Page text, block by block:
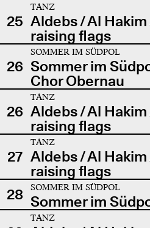
25
TANZ
Aldebs / Al
raising flags
26
SOMMER IM SÜDPOL
Sommer im
Chor Obernau
26
TANZ
Aldebs / Al
raising flags
27
TANZ
Aldebs / Al
raising flags
28
SOMMER IM SÜDPOL
Sommer im
TANZ